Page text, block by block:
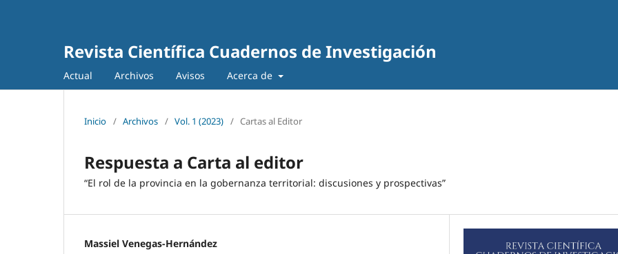
Revista Científica Cuadernos de Investigación
Actual Archivos Avisos Acerca de
Inicio / Archivos / Vol. 1 (2023) / Cartas al Editor
Respuesta a Carta al editor
“El rol de la provincia en la gobernanza territorial: discusiones y prospectivas”
Massiel Venegas-Hernández